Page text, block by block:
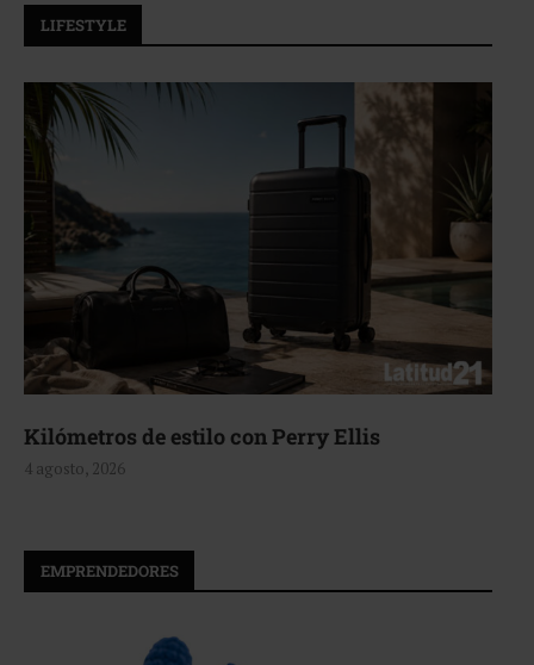
LIFESTYLE
Aerie, texturas que fluyen
4 agosto, 2026
EMPRENDEDORES